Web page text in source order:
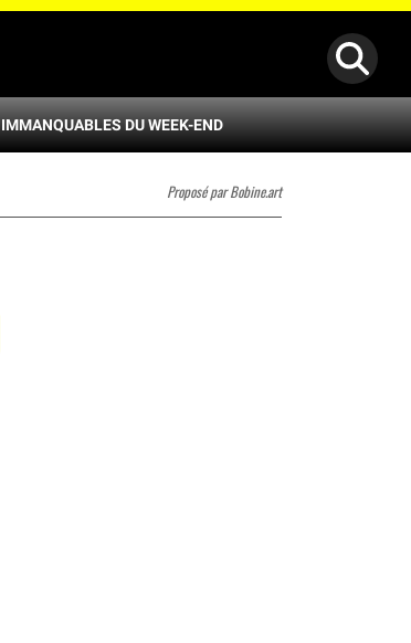
DU WEEK-END
Proposé par Bobine.art